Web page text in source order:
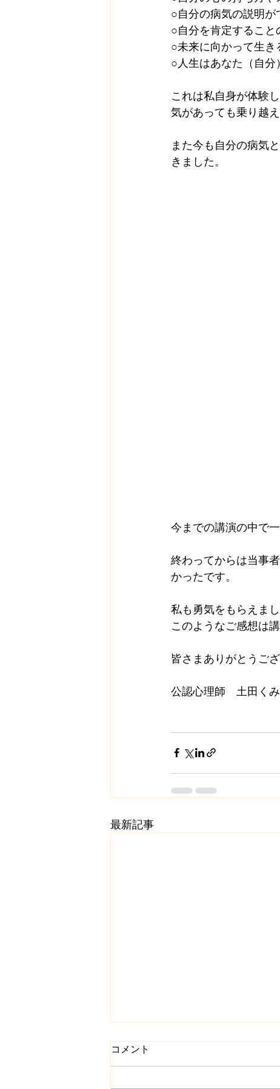
○自分の病気の説明が
○自分を肯定すること
○未来に向かって生き
○人生はあなた（自分
これは私自身が体験
気があっても乗り越え
また今も自分の病気
きました。
今までの講演の中で
終わってからは当事
かったです。
私も勇気をもらえまし
このようなご感想は
皆さまありがとうござ
公認心理師　土田くみ
最新記事
コメント